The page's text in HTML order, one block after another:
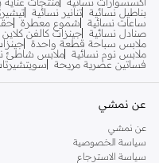
بناطيل نسائية تنانير نسائية
ساعات نسائية
شموع معطرة
صنادل نسائية جينزات كالفن كلاين
ملابس سباحة قطعة واحدة
ملابس نوم نسائية ملابس شاطئ
فساتين عصرية مريحة
عن نمشي
عن نمشي
سياسة الخصوصية
سياسة الاسترجاع